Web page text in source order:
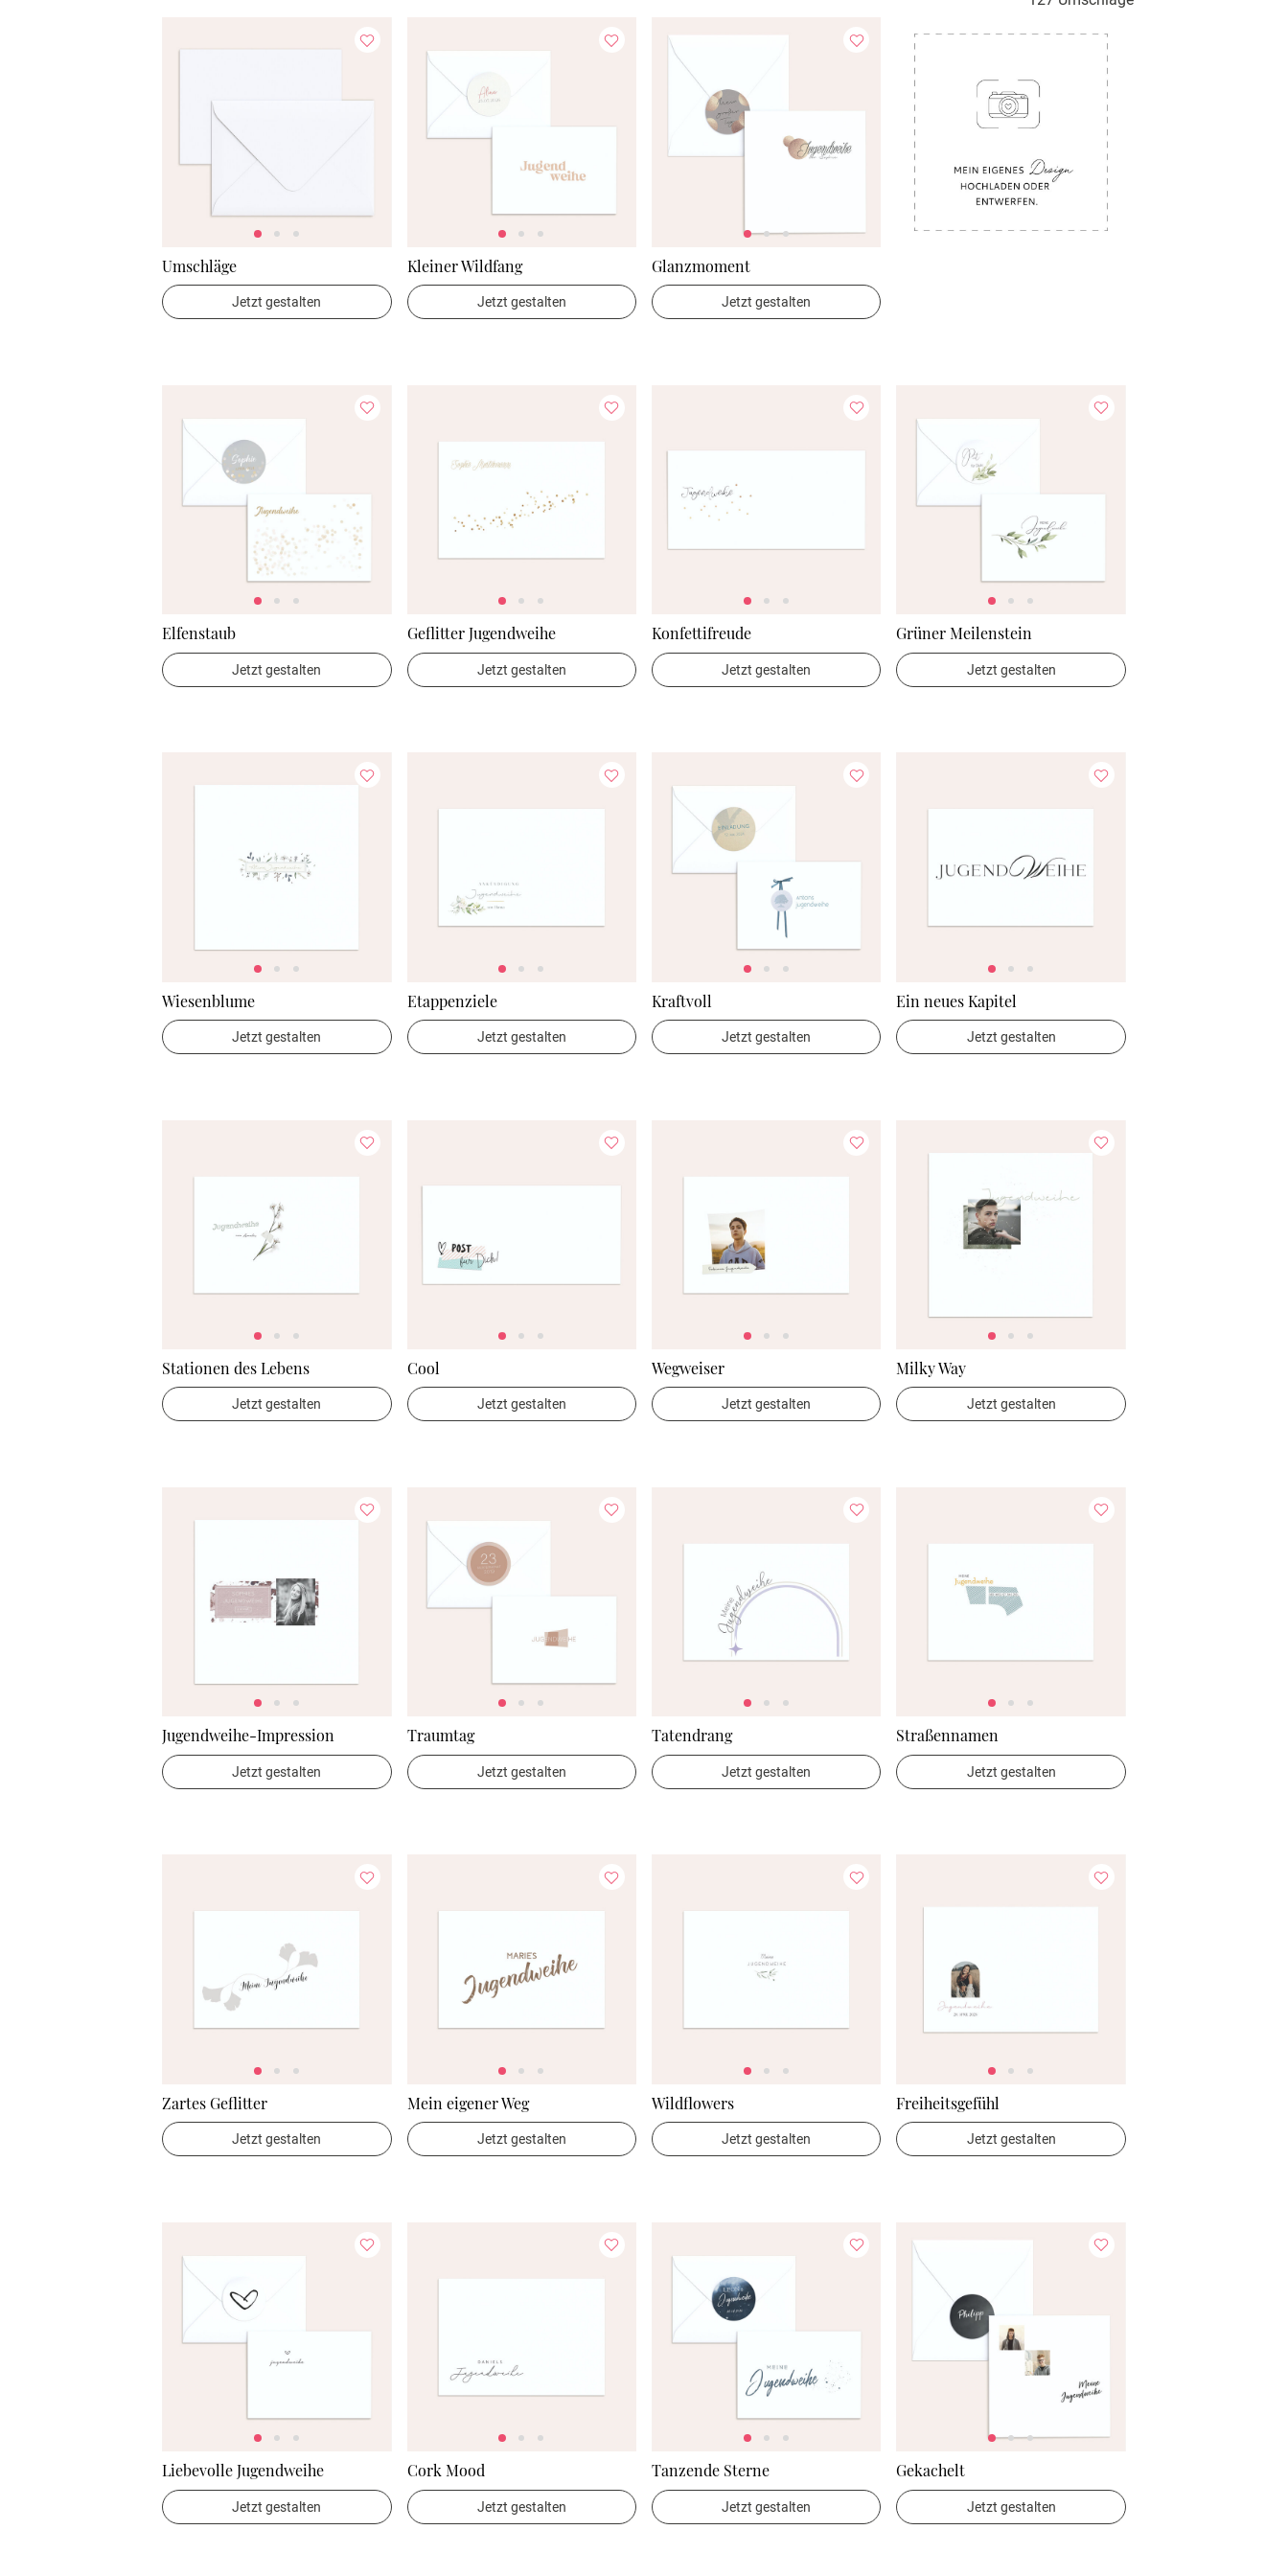
Umschläge
Jetzt gestalten
Kleiner Wildfang
Jetzt gestalten
Glanzmoment
Jetzt gestalten
Elfenstaub
Jetzt gestalten
Geflitter Jugendweihe
Jetzt gestalten
Konfettifreude
Jetzt gestalten
Grüner Meilenstein
Jetzt gestalten
Wiesenblume
Jetzt gestalten
Etappenziele
Jetzt gestalten
Kraftvoll
Jetzt gestalten
Ein neues Kapitel
Jetzt gestalten
Stationen des Lebens
Jetzt gestalten
Cool
Jetzt gestalten
Wegweiser
Jetzt gestalten
Milky Way
Jetzt gestalten
Jugendweihe-Impression
Jetzt gestalten
Traumtag
Jetzt gestalten
Tatendrang
Jetzt gestalten
Straßennamen
Jetzt gestalten
Zartes Geflitter
Jetzt gestalten
Mein eigener Weg
Jetzt gestalten
Wildflowers
Jetzt gestalten
Freiheitsgefühl
Jetzt gestalten
Liebevolle Jugendweihe
Jetzt gestalten
Cork Mood
Jetzt gestalten
Tanzende Sterne
Jetzt gestalten
Gekachelt
Jetzt gestalten